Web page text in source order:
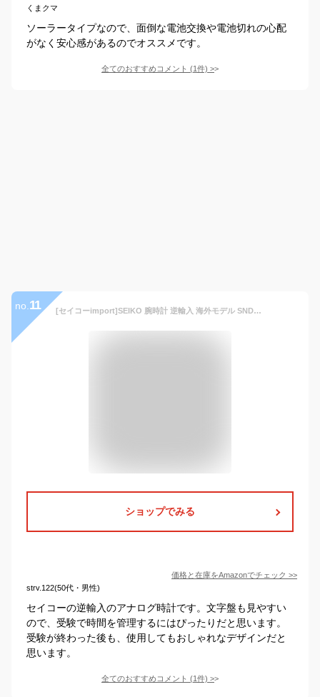
くまクマ
ソーラータイプなので、面倒な電池交換や電池切れの心配
がなく安心感があるのでオススメです。
全てのおすすめコメント (1件) >
no. 11 [セイコーimport]SEIKO 腕時計 逆輸入 海外モデル SND379R メンズ
ショップでみる
価格と在庫をAmazonでチェック >>
strv.122(50代・男性)
セイコーの逆輸入のアナログ時計です。文字盤も見やすい
ので、受験で時間を管理するにはぴったりだと思います。
受験が終わった後も、使用してもおしゃれなデザインだと
思います。
全てのおすすめコメント (1件) >